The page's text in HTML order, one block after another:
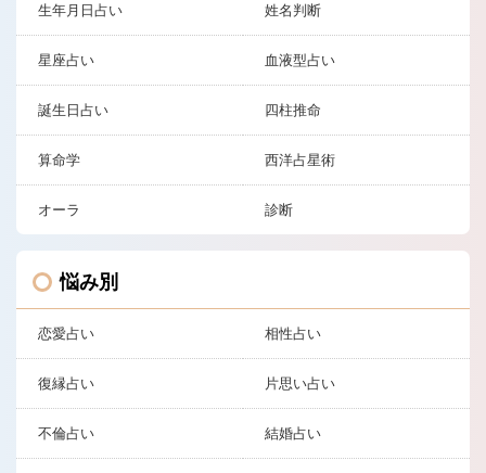
生年月日占い 姓名判断
星座占い 血液型占い
誕生日占い 四柱推命
算命学 西洋占星術
オーラ 診断
悩み別
恋愛占い 相性占い
復縁占い 片思い占い
不倫占い 結婚占い